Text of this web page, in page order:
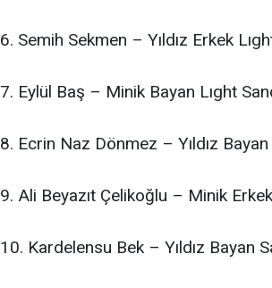
6. Semih Sekmen – Yıldız Erkek
7. Eylül Baş – Minik Bayan Lıght
8. Ecrin Naz Dönmez – Yıldız
9. Ali Beyazıt Çelikoğlu – Minik
10. Kardelensu Bek – Yıldız Bayan